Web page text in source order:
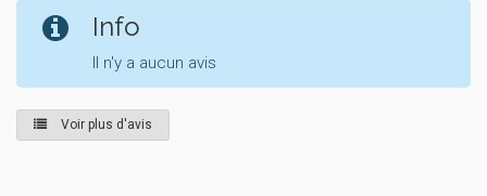
Info
Il n'y a aucun avis
Voir plus d'avis